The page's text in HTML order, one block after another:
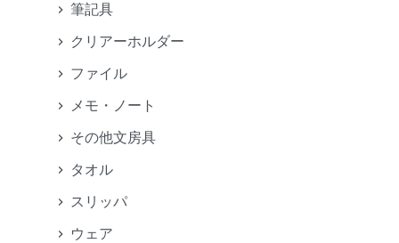
筆記具
クリアーホルダー
ファイル
メモ・ノート
その他文房具
タオル
スリッパ
ウェア